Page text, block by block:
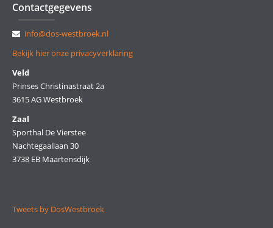
Contactgegevens
info@dos-westbroek.nl
Bekijk hier onze privacyverklaring
Veld
Prinses Christinastraat 2a
3615 AG Westbroek
Zaal
Sporthal De Vierstee
Nachtegaallaan 30
3738 EB Maartensdijk
Tweets by DosWestbroek